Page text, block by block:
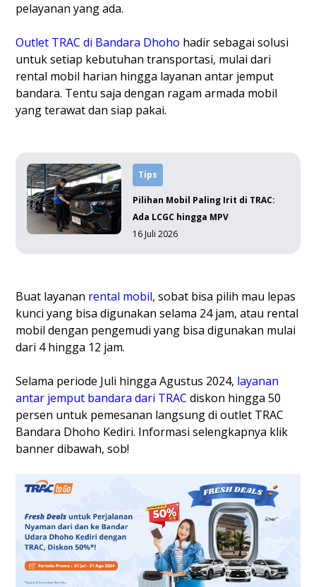
pelayanan yang ada.
Outlet TRAC di Bandara Dhoho hadir sebagai solusi
untuk setiap kebutuhan transportasi, mulai dari
rental mobil harian hingga layanan antar jemput
bandara. Tentu saja dengan ragam armada mobil
yang terawat dan siap pakai.
Tips
Pilihan Mobil Paling Irit di TRAC:
Ada LCGC hingga MPV
16 Juli 2026
Buat layanan rental mobil, sobat bisa pilih mau lepas
kunci yang bisa digunakan selama 24 jam, atau rental
mobil dengan pengemudi yang bisa digunakan mulai
dari 4 hingga 12 jam.
Selama periode Juli hingga Agustus 2024, layanan
antar jemput bandara dari TRAC diskon hingga 50
persen untuk pemesanan langsung di outlet TRAC
Bandara Dhoho Kediri. Informasi selengkapnya klik
banner dibawah, sob!